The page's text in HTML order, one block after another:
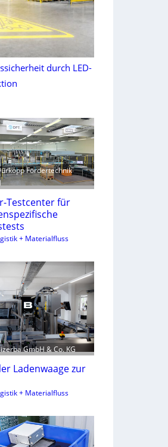
durch LED-
Fördertechnik
Testcenter für
+ Materialfluss
GmbH & Co. KG
Ladenwaage zur
+ Materialfluss